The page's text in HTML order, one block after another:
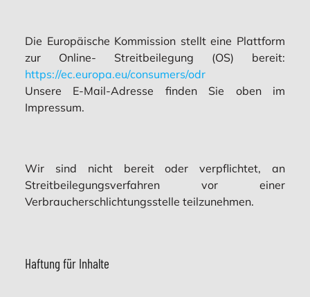
Die Europäische Kommission stellt eine Plattform
zur Online- Streitbeilegung (OS) bereit:
https://ec.europa.eu/consumers/odr
Unsere E-Mail-Adresse finden Sie oben im
Impressum.
Wir sind nicht bereit oder verpflichtet, an
Streitbeilegungsverfahren vor einer
Verbraucherschlichtungsstelle teilzunehmen.
Haftung für Inhalte